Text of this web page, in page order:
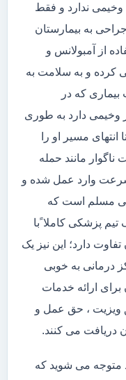
وخیمی ندارد و فقط
به بیمارستان
از آمبولانس و
کرده و به سلامت به
که در
وخیمی دارد به طوری
مسیر او را
مانند حمله
سرعت وارد عمل شده و
مسلم است که
پزشکی کاملا ًبا
دارد؛ این نیز یک
درمانی به خوبی
ارائه خدمات
ویزیت ، حق عمل و
دریافت می کنند.
متوجه می شوید که